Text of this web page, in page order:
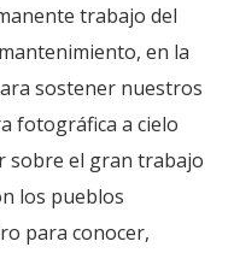
trabajo del
en la
sostener nuestros
fotográfica a cielo
sobre el gran trabajo
los pueblos
para conocer,